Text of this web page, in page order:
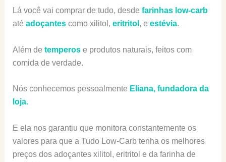
Lá você vai comprar de tudo, desde farinhas low-carb
até adoçantescomo xilitol, eritritol , e estévia.
Além de temperose produtos naturais, feitos com
comida de verdade.
Nós conhecemos pessoalmente Eliana, fundadora da
loja.
E ela nos garantiu que monitora constantemente os
valores para que a Tudo Low-Carb tenha os melhores
preços dos adoçantes xilitol, eritritol e da farinha de